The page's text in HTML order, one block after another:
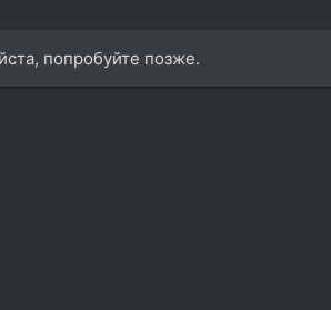
попробуйте позже.